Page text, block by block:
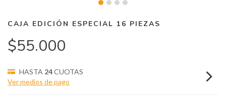
CAJA EDICIÓN ESPECIAL 16 PIEZAS
$55.000
HASTA 24CUOTAS
Ver medios de pago